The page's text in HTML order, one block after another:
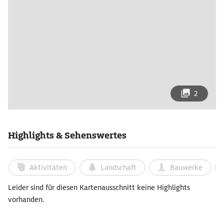
2
Highlights & Sehenswertes
Aktivitäten Landschaft Bauwerke
Leider sind für diesen Kartenausschnitt keine Highlights
vorhanden.